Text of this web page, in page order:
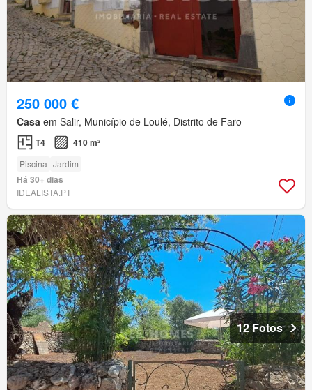
250 000 €
Casa em Salir, Município de Loulé, Distrito de Faro
T4 410 m²
Piscina Jardim
Há 30+ dias
IDEALISTA.PT
12 Fotos